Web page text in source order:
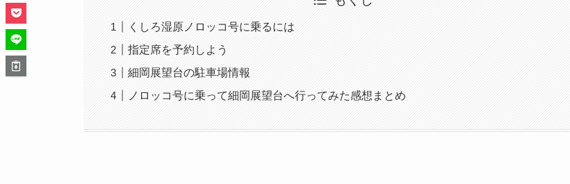
くしろ湿原ノロッコ号に乗るには
指定席を予約しよう
細岡展望台の駐車場情報
ノロッコ号に乗って細岡展望台へ行ってみた感想まとめ